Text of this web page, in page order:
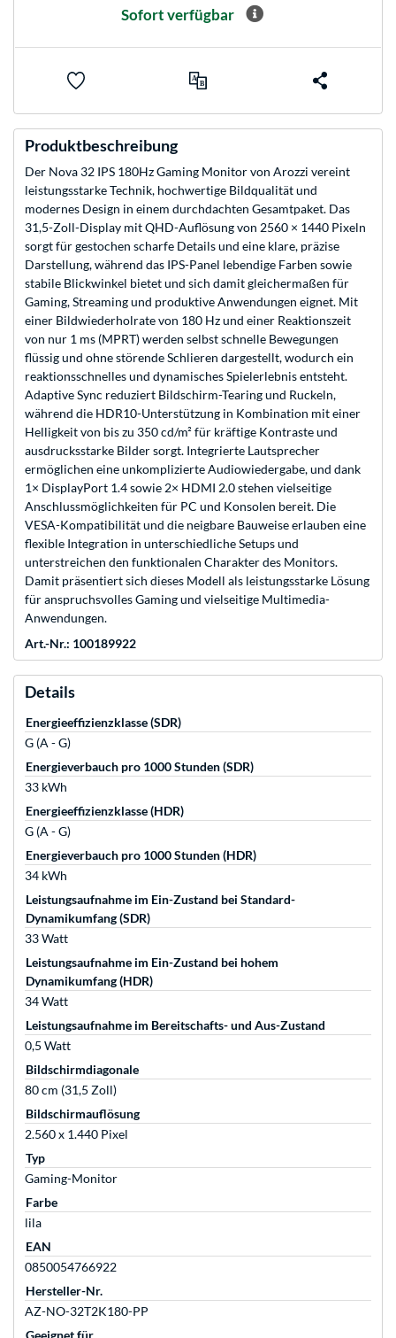
Sofort verfügbar
Produktbeschreibung
Der Nova 32 IPS 180Hz Gaming Monitor von Arozzi vereint
leistungsstarke Technik, hochwertige Bildqualität und
modernes Design in einem durchdachten Gesamtpaket. Das
31,5-Zoll-Display mit QHD-Auflösung von 2560 × 1440 Pixeln
sorgt für gestochen scharfe Details und eine klare, präzise
Darstellung, während das IPS-Panel lebendige Farben sowie
stabile Blickwinkel bietet und sich damit gleichermaßen für
Gaming, Streaming und produktive Anwendungen eignet. Mit
einer Bildwiederholrate von 180 Hz und einer Reaktionszeit
von nur 1 ms (MPRT) werden selbst schnelle Bewegungen
flüssig und ohne störende Schlieren dargestellt, wodurch ein
reaktionsschnelles und dynamisches Spielerlebnis entsteht.
Adaptive Sync reduziert Bildschirm-Tearing und Ruckeln,
während die HDR10-Unterstützung in Kombination mit einer
Helligkeit von bis zu 350 cd/m² für kräftige Kontraste und
ausdrucksstarke Bilder sorgt. Integrierte Lautsprecher
ermöglichen eine unkomplizierte Audiowiedergabe, und dank
1× DisplayPort 1.4 sowie 2× HDMI 2.0 stehen vielseitige
Anschlussmöglichkeiten für PC und Konsolen bereit. Die
VESA-Kompatibilität und die neigbare Bauweise erlauben eine
flexible Integration in unterschiedliche Setups und
unterstreichen den funktionalen Charakter des Monitors.
Damit präsentiert sich dieses Modell als leistungsstarke Lösung
für anspruchsvolles Gaming und vielseitige Multimedia-
Anwendungen.
Art.-Nr.: 100189922
Details
Energieeffizienzklasse (SDR)
G (A - G)
Energieverbauch pro 1000 Stunden (SDR)
33 kWh
Energieeffizienzklasse (HDR)
G (A - G)
Energieverbauch pro 1000 Stunden (HDR)
34 kWh
Leistungsaufnahme im Ein-Zustand bei Standard-
Dynamikumfang (SDR)
33 Watt
Leistungsaufnahme im Ein-Zustand bei hohem
Dynamikumfang (HDR)
34 Watt
Leistungsaufnahme im Bereitschafts- und Aus-Zustand
0,5 Watt
Bildschirmdiagonale
80 cm (31,5 Zoll)
Bildschirmauflösung
2.560 x 1.440 Pixel
Typ
Gaming-Monitor
Farbe
lila
EAN
0850054766922
Hersteller-Nr.
AZ-NO-32T2K180-PP
Geeignet für